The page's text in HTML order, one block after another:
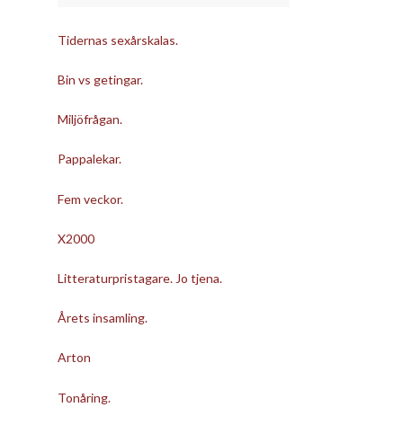
Tidernas sexårskalas.
Bin vs getingar.
Miljöfrågan.
Pappalekar.
Fem veckor.
X2000
Litteraturpristagare. Jo tjena.
Årets insamling.
Arton
Tonåring.